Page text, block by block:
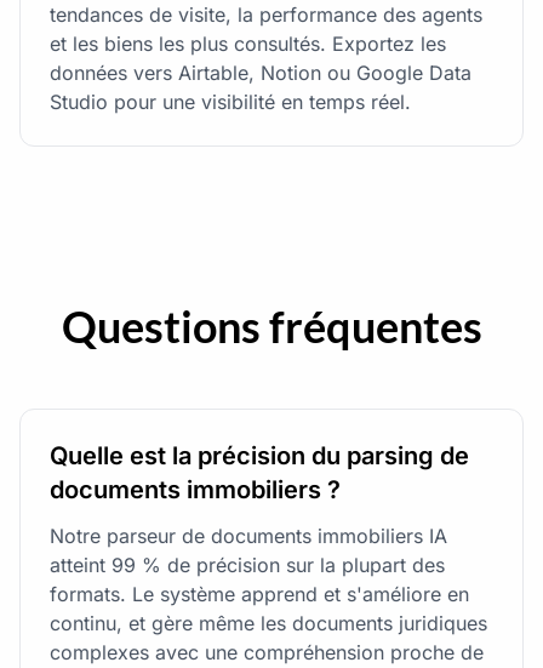
tendances de visite, la performance des agents
et les biens les plus consultés. Exportez les
données vers Airtable, Notion ou Google Data
Studio pour une visibilité en temps réel.
Questions fréquentes
Quelle est la précision du parsing de
documents immobiliers ?
Notre parseur de documents immobiliers IA
atteint 99 % de précision sur la plupart des
formats. Le système apprend et s'améliore en
continu, et gère même les documents juridiques
complexes avec une compréhension proche de